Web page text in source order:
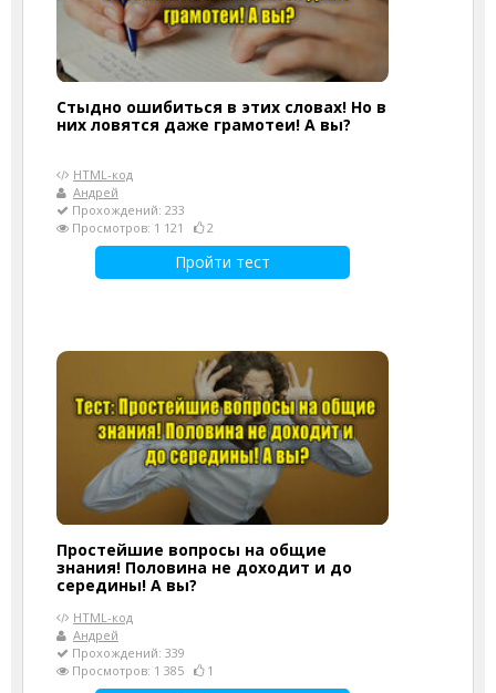
Стыдно ошибиться в этих словах! Но в
них ловятся даже грамотеи! А вы?
HTML-код
Андрей
Прохождений: 233
Просмотров: 1 121
2
Пройти тест
Простейшие вопросы на общие
знания! Половина не доходит и до
середины! А вы?
HTML-код
Андрей
Прохождений: 339
Просмотров: 1 385
1